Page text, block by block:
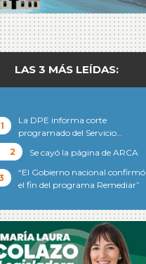
LAS 3 MÁS LEÍDAS:
La DPE informa corte
programado del Servicio…
Se cayó la página de ARCA
“El Gobierno nacional confirmó
el fin del programa Remediar”